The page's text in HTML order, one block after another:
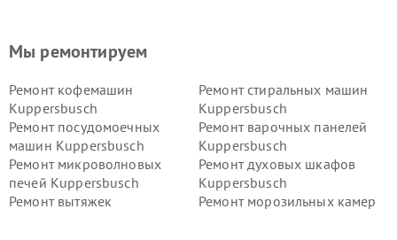
Мы ремонтируем
Ремонт кофемашин
Kuppersbusch
Ремонт стиральных машин
Kuppersbusch
Ремонт посудомоечных
машин Kuppersbusch
Ремонт варочных панелей
Kuppersbusch
Ремонт микроволновых
печей Kuppersbusch
Ремонт духовых шкафов
Kuppersbusch
Ремонт вытяжек
Ремонт морозильных камер